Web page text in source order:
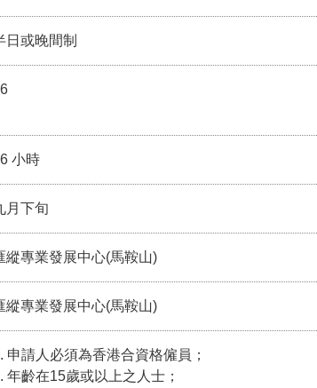
日或晚間制
小時
月下旬
縱專業發展中心(馬鞍山)
縱專業發展中心(馬鞍山)
申請人必須為香港合資格僱員；
年齡在15歲或以上之人士；